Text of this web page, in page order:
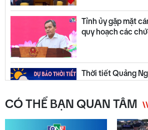
Tỉnh ủy gặp mặt
quy hoạch các
Thời tiết Quảng
có mưa dông,
Quyết liệt tháo
CÓ THỂ BẠN QUAN TÂM